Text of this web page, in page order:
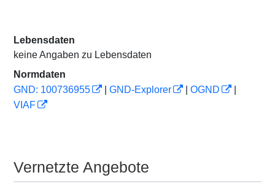
Lebensdaten
keine Angaben zu Lebensdaten
Normdaten
GND: 100736955
GND-Explorer OGND
VIAF
Vernetzte Angebote